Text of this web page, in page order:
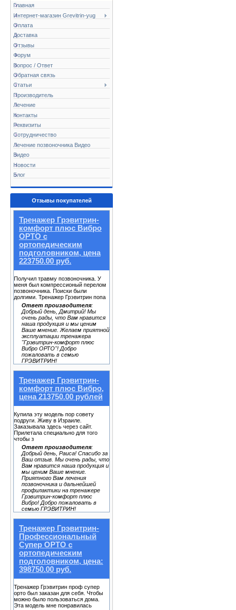
Главная
Интернет-магазин Grevitrin-yug
Оплата
Доставка
Отзывы
Форум
Вопрос / Ответ
Обратная связь
Статьи
Производитель
Лечение
Контакты
Реквизиты
Сотрудничество
Лечение позвоночника Видео
Видео
Новости
Блог
Отзывы покупателей
Тренажер Грэвитрин-
комфорт плюс Вибро
ОРТО с
ортопедическим
подголовником, цена
223750.00 руб.
Получил травму позвоночника. У
меня был компрессионый перелом
позвоночника. Поиски были
долгими. Тренажер Грэвитрин попа
Ответ производителя:
Добрый день, Дмитрий! Мы
очень рады, что Вам нравится
наша продукция и мы ценим
Ваше мнение. Желаем приятной
эксплуатации тренажера
"Грэвитрин-комфорт плюс
Вибро ОРТО"! Добро
пожаловать в семью
ГРЭВИТРИН!
Тренажер Грэвитрин-
комфорт плюс Вибро,
цена 213750.00 рублей
Купила эту модель пор совету
подруги. Живу в Израиле.
Заказывала здесь через сайт.
Прилетала специально для того
чтобы з
Ответ производителя:
Добрый день, Раиса! Спасибо за
Ваш отзыв. Мы очень рады, что
Вам нравится наша продукция и
мы ценим Ваше мнение.
Приятного Вам лечения
позвоночника и дальнейшей
профилактики на тренажере
Грэвитрин-комфорт плюс
Вибро! Добро пожаловать в
семью ГРЭВИТРИН!
Тренажер Грэвитрин-
Профессиональный
Супер ОРТО с
ортопедическим
подголовником, цена:
398750.00 руб.
Тренажер Грэвитрин проф супер
орто был заказан для себя. Чтобы
можно было пользоваться дома.
Эта модель мне понравилась